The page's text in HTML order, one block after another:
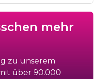
mehr
zu unserem
über 90.000